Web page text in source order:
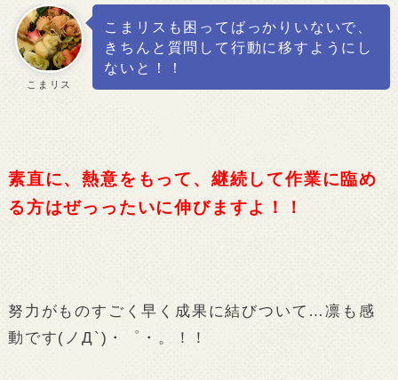
こまリス
こまリスも困ってばっかりいないで、
きちんと質問して行動に移すようにし
ないと！！
素直に、熱意をもって、継続して作業に臨め
る方はぜっったいに伸びますよ！！
努力がものすごく早く成果に結びついて…凛も感
動です(ノД`)・゜・。！！